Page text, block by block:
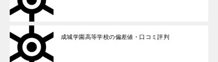
成城学園高等学校の偏差値・口コミ評判